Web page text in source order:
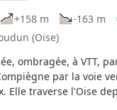
+158 m -163 m
(Oise)
ombragée, à VTT,
par la voie
Elle traverse l'Oise